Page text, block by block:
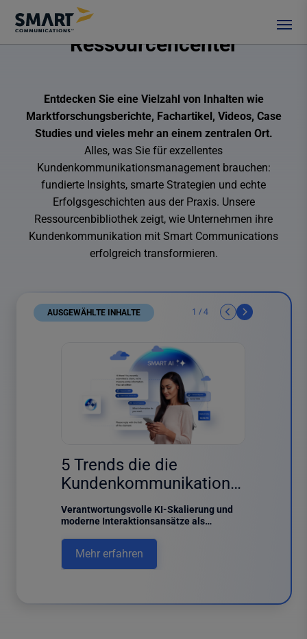
Ressourcencenter
Entdecken Sie eine Vielzahl von Inhalten wie
Marktforschungsberichte, Fachartikel, Videos, Case
Studies und vieles mehr an einem zentralen Ort.
Alles, was Sie für exzellentes
Kundenkommunikationsmanagement brauchen:
fundierte Insights, smarte Strategien und echte
Erfolgsgeschichten aus der Praxis. Unsere
Ressourcenbibliothek zeigt, wie Unternehmen ihre
Kundenkommunikation mit Smart Communications
erfolgreich transformieren.
AUSGEWÄHLTE INHALTE
4 results found
5 Trends die die
Kundenkommunikation
2026 prägen werden
Verantwortungsvolle KI-Skalierung und
moderne Interaktionsansätze als
Kundenerlebnisses.
Mehr erfahren
1 /4